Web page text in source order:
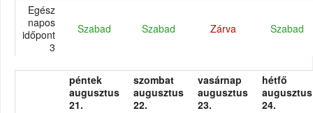
Egész
napos
időpont
3
Szabad Szabad Zárva Szabad
péntek
augusztus
21.
szombat
augusztus
22.
vasárnap
augusztus
23.
hétfő
augusztus
24.